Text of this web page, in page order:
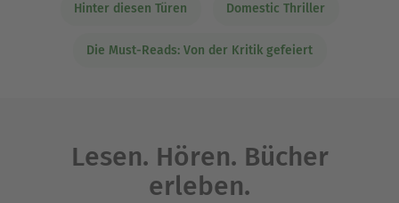
Hinter diesen Türen Domestic Thriller
Die Must-Reads: Von der Kritik gefeiert
Lesen. Hören. Bücher
erleben.